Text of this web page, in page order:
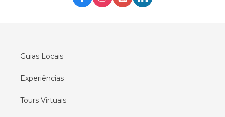
Guias Locais
Experiências
Tours Virtuais